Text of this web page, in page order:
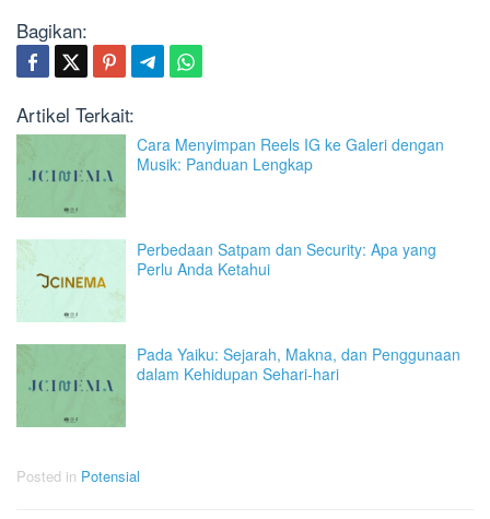
Bagikan:
Artikel Terkait:
Cara Menyimpan Reels IG ke Galeri dengan
Musik: Panduan Lengkap
Perbedaan Satpam dan Security: Apa yang
Perlu Anda Ketahui
Pada Yaiku: Sejarah, Makna, dan Penggunaan
dalam Kehidupan Sehari-hari
Posted in Potensial